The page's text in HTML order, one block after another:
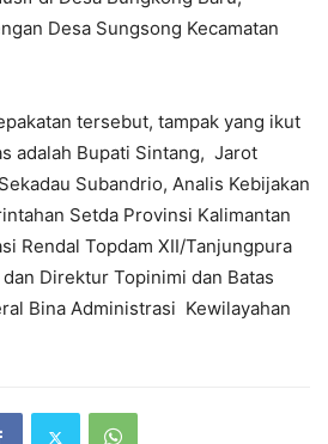
Desa Sungsong Kecamatan
tersebut, tampak yang ikut
adalah Bupati Sintang, Jarot
Subandrio, Analis Kebijakan
Setda Provinsi Kalimantan
Rendal Topdam XII/Tanjungpura
Direktur Topinimi dan Batas
Bina Administrasi Kewilayahan